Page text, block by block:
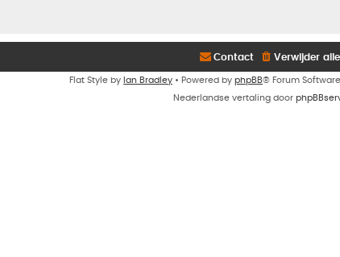
Verwijder
Contact
Flat Style by Ian Bradley • Powered by phpBB® Forum
Nederlandse vertaling door